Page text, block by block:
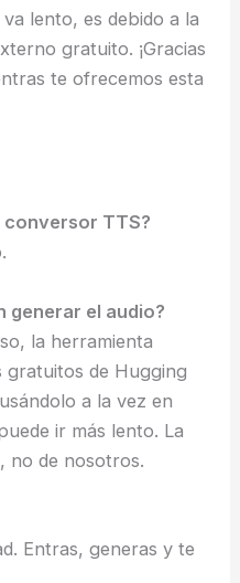
lento, es debido a la
gratuito. ¡Gracias
te ofrecemos esta
conversor TTS?
generar el audio?
la herramienta
gratuitos de Hugging
a la vez en
ir más lento. La
no de nosotros.
Entras, generas y te